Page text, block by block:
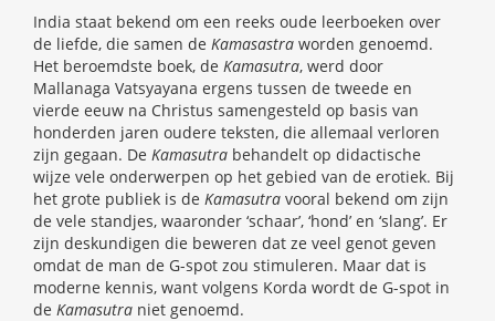
India staat bekend om een reeks oude leerboeken over
de liefde, die samen de Kamasastra worden genoemd.
Het beroemdste boek, de Kamasutra, werd door
Mallanaga Vatsyayana ergens tussen de tweede en
vierde eeuw na Christus samengesteld op basis van
honderden jaren oudere teksten, die allemaal verloren
zijn gegaan. De Kamasutra behandelt op didactische
wijze vele onderwerpen op het gebied van de erotiek. Bij
het grote publiek is de Kamasutra vooral bekend om zijn
de vele standjes, waaronder ‘schaar’, ‘hond’ en ‘slang’. Er
zijn deskundigen die beweren dat ze veel genot geven
omdat de man de G-spot zou stimuleren. Maar dat is
moderne kennis, want volgens Korda wordt de G-spot in
de Kamasutra niet genoemd.